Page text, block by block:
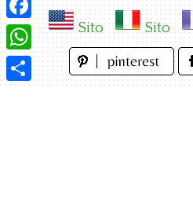
Sito Sito
Facebook
WhatsApp